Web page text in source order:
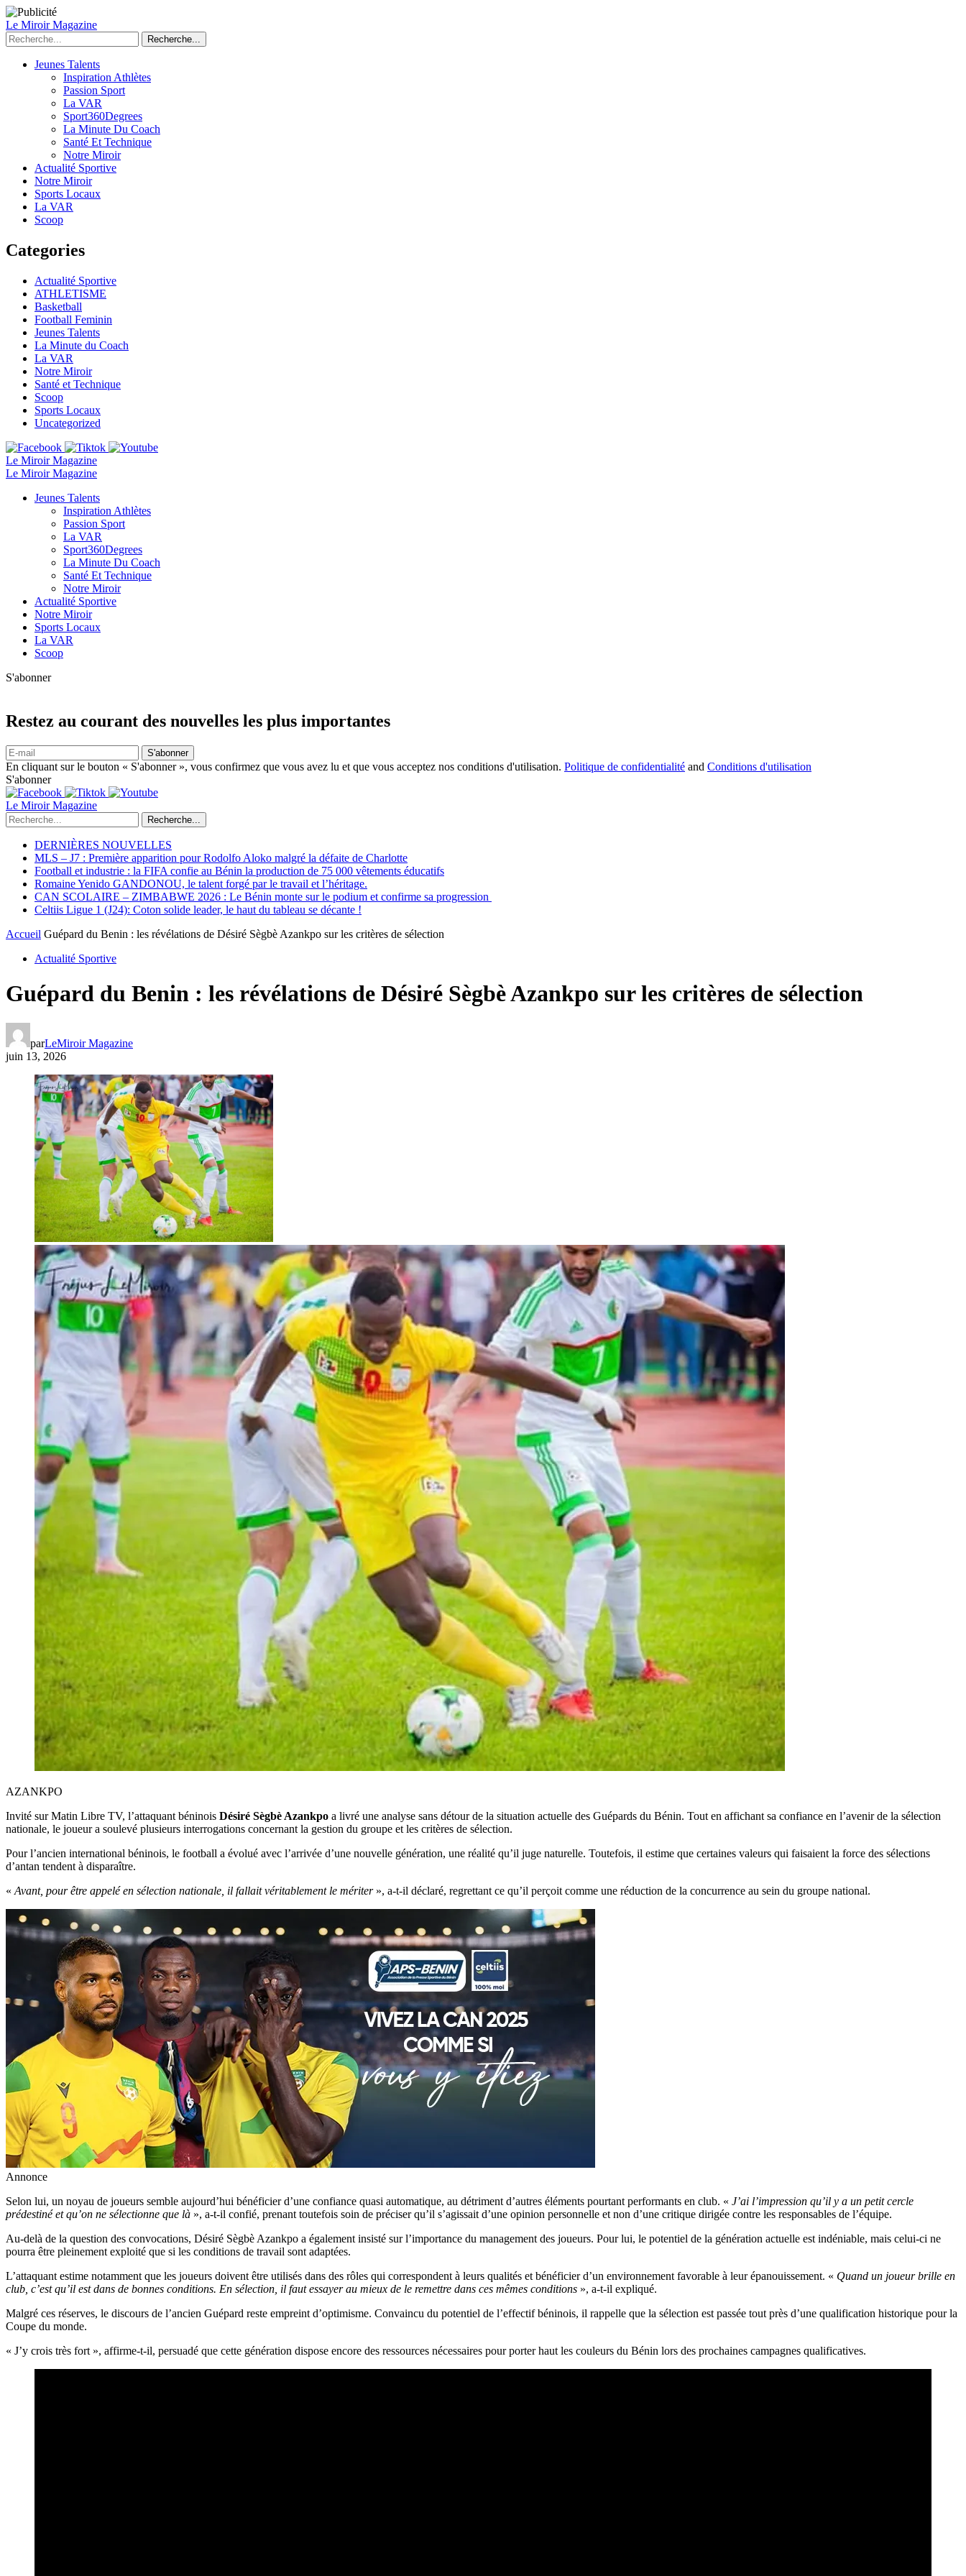
Le Miroir Magazine
Recherche...
Jeunes Talents
Inspiration Athlètes
Passion Sport
La VAR
Sport360Degrees
La Minute Du Coach
Santé Et Technique
Notre Miroir
Actualité Sportive
Notre Miroir
Sports Locaux
La VAR
Scoop
Categories
Actualité Sportive
ATHLETISME
Basketball
Football Feminin
Jeunes Talents
La Minute du Coach
La VAR
Notre Miroir
Santé et Technique
Scoop
Sports Locaux
Uncategorized
Le Miroir Magazine
Le Miroir Magazine
Jeunes Talents
Inspiration Athlètes
Passion Sport
La VAR
Sport360Degrees
La Minute Du Coach
Santé Et Technique
Notre Miroir
Actualité Sportive
Notre Miroir
Sports Locaux
La VAR
Scoop
S'abonner
Restez au courant des nouvelles les plus importantes
S'abonner
En cliquant sur le bouton « S'abonner », vous confirmez que vous avez lu et que vous acceptez nos conditions d'utilisation. Politique de confidentialité and Conditions d'utilisation
S'abonner
Le Miroir Magazine
Recherche...
DERNIÈRES NOUVELLES
MLS – J7 : Première apparition pour Rodolfo Aloko malgré la défaite de Charlotte
Football et industrie : la FIFA confie au Bénin la production de 75 000 vêtements éducatifs
Romaine Yenido GANDONOU, le talent forgé par le travail et l’héritage.
CAN SCOLAIRE – ZIMBABWE 2026 : Le Bénin monte sur le podium et confirme sa progression
Celtiis Ligue 1 (J24): Coton solide leader, le haut du tableau se décante !
Accueil Guépard du Benin : les révélations de Désiré Sègbè Azankpo sur les critères de sélection
Actualité Sportive
Guépard du Benin : les révélations de Désiré Sègbè Azankpo sur les critères de sélection
parLeMiroir Magazine
juin 13, 2026
AZANKPO
Invité sur Matin Libre TV, l’attaquant béninois Désiré Sègbè Azankpo a livré une analyse sans détour de la situation actuelle des Guépards du Bénin. Tout en affichant sa confiance en l’avenir de la sélection
nationale, le joueur a soulevé plusieurs interrogations concernant la gestion du groupe et les critères de sélection.
Pour l’ancien international béninois, le football a évolué avec l’arrivée d’une nouvelle génération, une réalité qu’il juge naturelle. Toutefois, il estime que certaines valeurs qui faisaient la force des sélections
d’antan tendent à disparaître.
« Avant, pour être appelé en sélection nationale, il fallait véritablement le mériter », a-t-il déclaré, regrettant ce qu’il perçoit comme une réduction de la concurrence au sein du groupe national.
Annonce
Selon lui, un noyau de joueurs semble aujourd’hui bénéficier d’une confiance quasi automatique, au détriment d’autres éléments pourtant performants en club. « J’ai l’impression qu’il y a un petit cercle
prédestiné et qu’on ne sélectionne que là », a-t-il confié, prenant toutefois soin de préciser qu’il s’agissait d’une opinion personnelle et non d’une critique dirigée contre les responsables de l’équipe.
Au-delà de la question des convocations, Désiré Sègbè Azankpo a également insisté sur l’importance du management des joueurs. Pour lui, le potentiel de la génération actuelle est indéniable, mais celui-ci ne
pourra être pleinement exploité que si les conditions de travail sont adaptées.
L’attaquant estime notamment que les joueurs doivent être utilisés dans des rôles qui correspondent à leurs qualités et bénéficier d’un environnement favorable à leur épanouissement. « Quand un joueur brille en
club, c’est qu’il est dans de bonnes conditions. En sélection, il faut essayer au mieux de le remettre dans ces mêmes conditions », a-t-il expliqué.
Malgré ces réserves, le discours de l’ancien Guépard reste empreint d’optimisme. Convaincu du potentiel de l’effectif béninois, il rappelle que la sélection est passée tout près d’une qualification historique pour la
Coupe du monde.
« J’y crois très fort », affirme-t-il, persuadé que cette génération dispose encore des ressources nécessaires pour porter haut les couleurs du Bénin lors des prochaines campagnes qualificatives.